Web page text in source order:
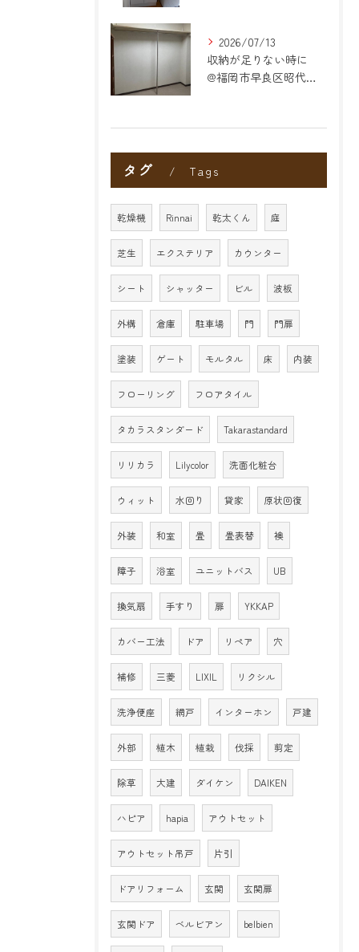
2026/07/13
収納が足りない時に
@福岡市早良区昭代のリフォーム
タグ Tags
乾燥機 Rinnai 乾太くん 庭
芝生 エクステリア カウンター
シート シャッター ビル 波板
外構 倉庫 駐車場 門 門扉
塗装 ゲート モルタル 床 内装
フローリング フロアタイル
タカラスタンダード Takarastandard
リリカラ Lilycolor 洗面化粧台
ウィット 水回り 貸家 原状回復
外装 和室 畳 畳表替 襖
障子 浴室 ユニットバス UB
換気扇 手すり 扉 YKKAP
カバー工法 ドア リペア 穴
補修 三菱 LIXIL リクシル
洗浄便座 網戸 インターホン 戸建
外部 植木 植栽 伐採 剪定
除草 大建 ダイケン DAIKEN
ハピア hapia アウトセット
アウトセット吊戸 片引
ドアリフォーム 玄関 玄関扉
玄関ドア ベルビアン belbien